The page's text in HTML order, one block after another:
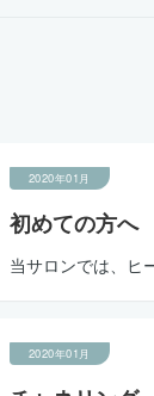
2020年01月
初めての方へ
当サロンでは、ヒ
2020年01月